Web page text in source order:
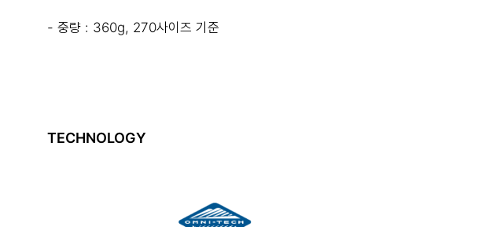
- 중량 : 360g, 270사이즈 기준
TECHNOLOGY